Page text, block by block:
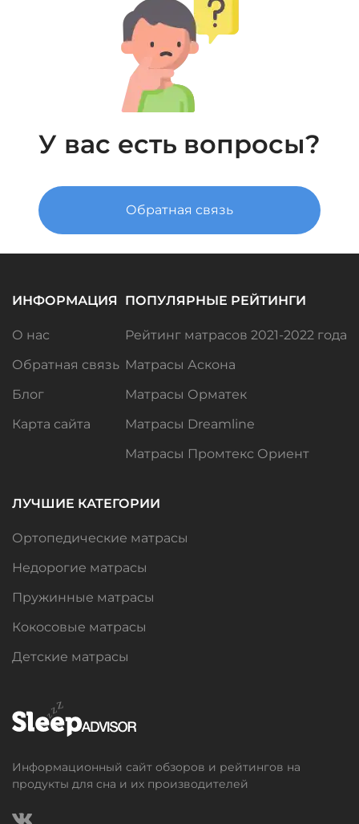
У вас есть вопросы?
Обратная связь
Информационный сайт обзоров и рейтингов на
продукты для сна и их производителей
ИНФОРМАЦИЯ
О нас
Обратная связь
Блог
Карта сайта
ПОПУЛЯРНЫЕ РЕЙТИНГИ
Рейтинг матрасов 2021-2022 года
Матрасы Аскона
Матрасы Орматек
Матрасы Dreamline
Матрасы Промтекс Ориент
ЛУЧШИЕ КАТЕГОРИИ
Ортопедические матрасы
Недорогие матрасы
Пружинные матрасы
Кокосовые матрасы
Детские матрасы